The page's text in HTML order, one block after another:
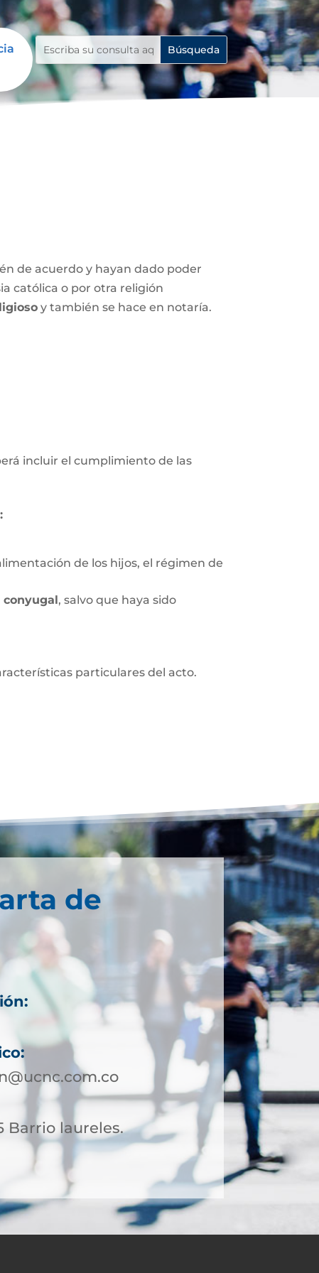
de acuerdo y hayan dado poder
católica o por otra religión
y también se hace en notaría.
incluir el cumplimiento de las
de los hijos, el régimen de
conyugal, salvo que haya sido
particulares del acto.
de
Barrio laureles.